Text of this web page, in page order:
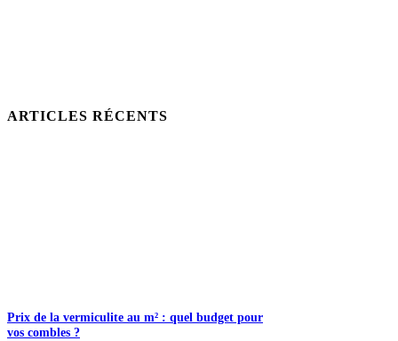
ARTICLES RÉCENTS
Prix de la vermiculite au m² : quel budget pour
vos combles ?